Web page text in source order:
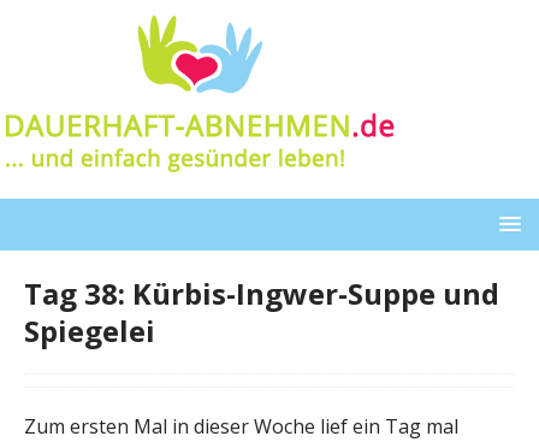
Tag 38: Kürbis-Ingwer-Suppe und
Spiegelei
Zum ersten Mal in dieser Woche lief ein Tag mal